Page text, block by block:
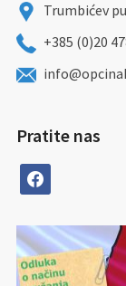
Trumbićev
+385 (0)20
Pratite nas
facebook